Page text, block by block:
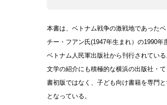
本書は、ベトナム戦争の激戦地であった
チー・フアン氏(1947年生まれ）の1990年
ベトナム人民軍出版社から刊行されてい
文学の紹介にも積極的な横浜の出版社・
書初版ではなく、子ども向け書籍を専門
となっている。